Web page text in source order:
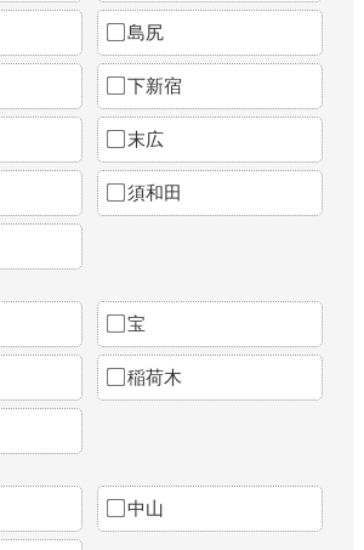
島尻
下新宿
末広
須和田
宝
稲荷木
中山